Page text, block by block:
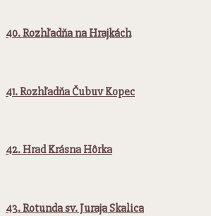
40. Rozhľadňa na Hrajkách
41. Rozhľadňa Čubuv Kopec
42. Hrad Krásna Hôrka
43. Rotunda sv. Juraja Skalica